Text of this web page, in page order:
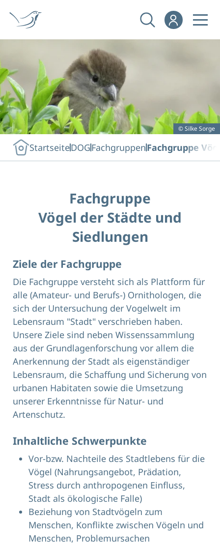
© Silke Sorge
StartseiteDOGFachgruppenFachgruppe
Fachgruppe
Vögel der Städte und
Siedlungen
Ziele der Fachgruppe
Die Fachgruppe versteht sich als Plattform für
alle (Amateur- und Berufs-) Ornithologen, die
sich der Untersuchung der Vogelwelt im
Lebensraum "Stadt" verschrieben haben.
Unsere Ziele sind neben Wissenssammlung
aus der Grundlagenforschung vor allem die
Anerkennung der Stadt als eigenständiger
Lebensraum, die Schaffung und Sicherung von
urbanen Habitaten sowie die Umsetzung
unserer Erkenntnisse für Natur- und
Artenschutz.
Inhaltliche Schwerpunkte
Vor-bzw. Nachteile des Stadtlebens für die
Vögel (Nahrungsangebot, Prädation,
Stress durch anthropogenen Einfluss,
Stadt als ökologische Falle)
Beziehung von Stadtvögeln zum
Menschen, Konflikte zwischen Vögeln und
Menschen, Problemursachen